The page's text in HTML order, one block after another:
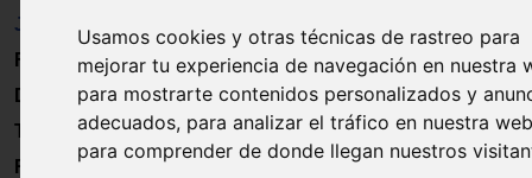
Usamos cookies y otras técnicas de rastreo para
mejorar tu experiencia de navegación en nuestra
para mostrarte contenidos personalizados y
adecuados, para analizar el tráfico en nuestra
para comprender de donde llegan nuestros
Juguetes
Formación
Directorio
Trabajo
Registro